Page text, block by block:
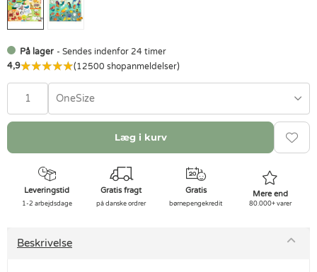
På lager - Sendes indenfor 24 timer
4,9
(12500 shopanmeldelser)
OneSize
Læg i kurv
Leveringstid
1-2 arbejdsdage
Gratis fragt
på danske ordrer
Gratis
børnepengekredit
Mere end
80.000+ varer
Beskrivelse